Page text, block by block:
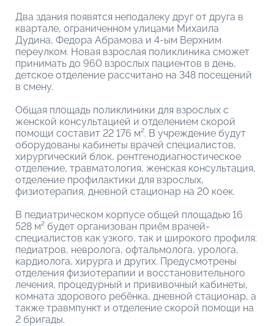
Два здания появятся неподалеку друг от друга в
квартале, ограниченном улицами Михаила
Дудина, Федора Абрамова и 4-ым Верхним
переулком. Новая взрослая поликлиника сможет
принимать до 960 взрослых пациентов в день,
детское отделение рассчитано на 348 посещений
в смену.
Общая площадь поликлиники для взрослых с
женской консультацией и отделением скорой
помощи составит 22 176 м². В учреждение будут
оборудованы кабинеты врачей специалистов,
хирургический блок, рентгенодиагностическое
отделение, травматология, женская консультация,
отделение профилактики для взрослых,
физиотерапия, дневной стационар на 20 коек.
В педиатрическом корпусе общей площадью 16
528 м² будет организован приём врачей-
специалистов как узкого, так и широкого профиля:
педиатров, невролога, офтальмолога, уролога,
кардиолога, хирурга и других. Предусмотрены
отделения физиотерапии и восстановительного
лечения, процедурный и прививочный кабинеты,
комната здорового ребёнка, дневной стационар, а
также травмпункт и отделение скорой помощи на
2 бригады.